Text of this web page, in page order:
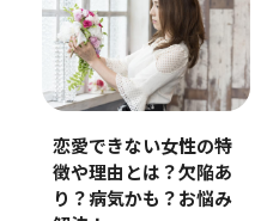
恋愛できない女性の特
徴や理由とは？欠陥あ
り？病気かも？お悩み